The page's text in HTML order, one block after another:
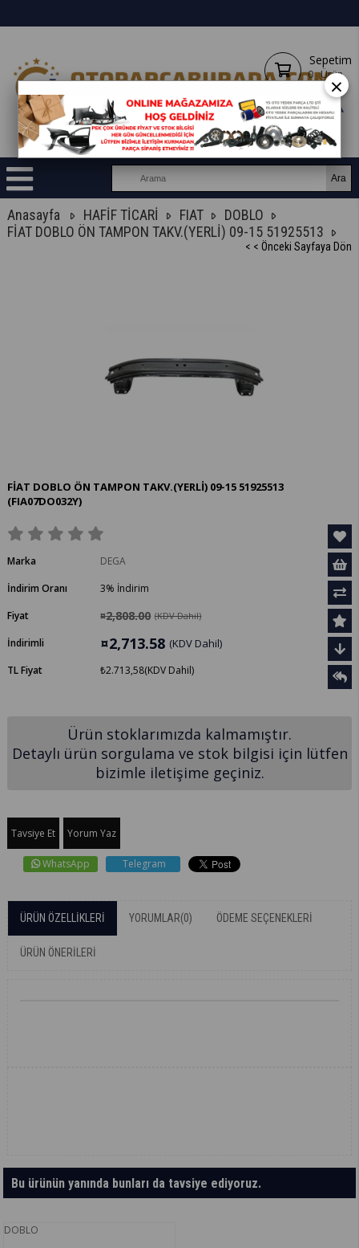
Sepetim
0 Ürün
Anasayfa HAFİF TİCARİ FIAT
DOBLO
FİAT DOBLO ÖN TAMPON TAKV.(YERLİ) 09-15 51925513
< < Önceki Sayfaya Dön
FİAT DOBLO ÖN TAMPON TAKV.(YERLİ) 09-15 51925513
(FIA07DO032Y)
Marka
DEGA
İndirim Oranı
%
3
İndirim
Fiyat
¤2,808.00 (KDV Dahil)
İndirimli ¤2,713.58 (KDV Dahil)
TL Fiyat ₺2.713,58(KDV Dahil)
Ürün stoklarımızda kalmamıştır.
Detaylı ürün sorgulama ve stok bilgisi için lütfen
bizimle iletişime geçiniz.
Tavsiye Et Yorum Yaz
WhatsApp Telegram
ÜRÜN ÖZELLIKLERI YORUMLAR(0) ÖDEME SEÇENEKLERI
ÜRÜN ÖNERILERI
Bu ürünün yanında bunları da tavsiye ediyoruz.
DOBLO
×